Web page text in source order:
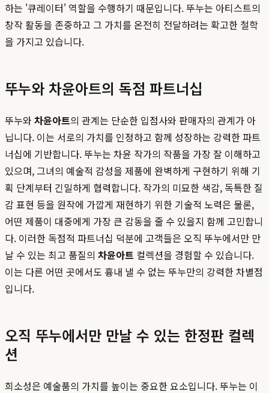
하는 '큐레이터' 역할을 수행하기 때문입니다. 뚜누는 아티스트의
창작 활동을 존중하고 그 가치를 온전히 전달하려는 확고한 철학
을 가지고 있습니다.
뚜누와 차윤아트의 독점 파트너십
뚜누와 차윤아트의 관계는 단순한 입점사와 판매자의 관계가 아
닙니다. 이는 서로의 가치를 인정하고 함께 성장하는 강력한 파트
너십에 기반합니다. 뚜누는 차윤 작가의 작품을 가장 잘 이해하고
있으며, 그녀의 예술적 감성을 제품에 완벽하게 구현하기 위해 기
획 단계부터 긴밀하게 협력합니다. 작가의 미묘한 색감, 독특한 질
감 표현 등을 원작에 가깝게 재현하기 위한 기술적 노력은 물론,
어떤 제품이 대중에게 가장 큰 감동을 줄 수 있을지 함께 고민합니
다. 이러한 독점적 파트너십 덕분에 고객들은 오직 뚜누에서만 만
날 수 있는 최고 품질의 차윤아트 컬렉션을 경험할 수 있습니다.
이는 다른 어떤 곳에서도 흉내 낼 수 없는 뚜누만의 강력한 차별점
입니다.
오직 뚜누에서만 만날 수 있는 한정판 컬렉
션
희소성은 예술품의 가치를 높이는 중요한 요소입니다. 뚜누는 이